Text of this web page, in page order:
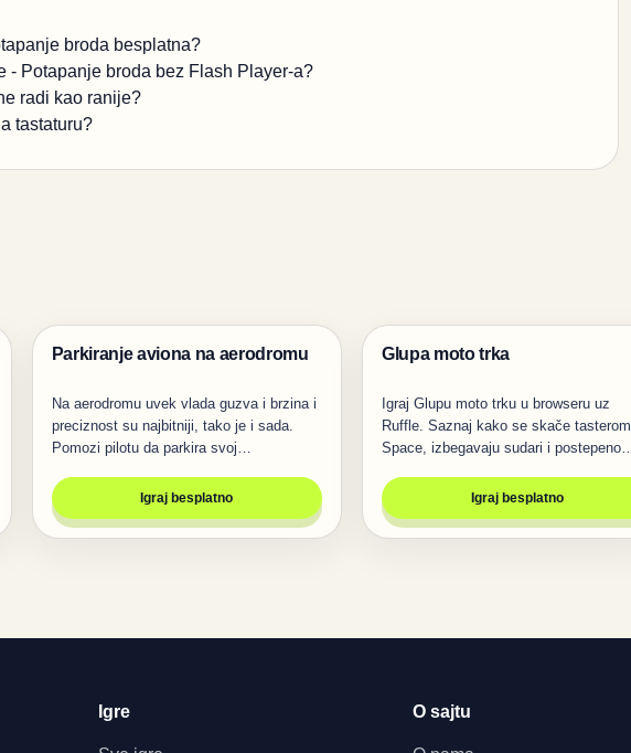
broda besplatna?
- Potapanje broda bez Flash Player-a?
radi kao ranije?
tastaturu?
Trke
Parkiranje aviona na aerodromu
Na aerodromu uvek vlada guzva i brzina i
preciznost su najbitniji, tako je i sada.
Pomozi pilotu da parkira svoj…
Igraj besplatno
Trke
Glupa moto trka
Igraj Glupu moto trku u browseru uz
Ruffle. Saznaj kako se skače tasterom
Space, izbegavaju sudari i postepeno…
Igraj besplatno
Igre O sajtu